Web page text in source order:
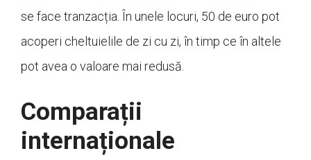
se face tranzacția. În unele locuri, 50 de euro pot
acoperi cheltuielile de zi cu zi, în timp ce în altele
pot avea o valoare mai redusă.
Comparații
internaționale